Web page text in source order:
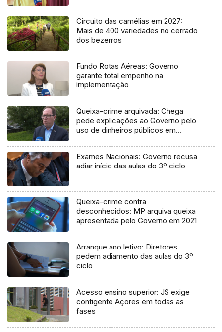
Circuito das camélias em 2027:
Mais de 400 variedades no cerrado
dos bezerros
Fundo Rotas Aéreas: Governo
garante total empenho na
implementação
Queixa-crime arquivada: Chega
pede explicações ao Governo pelo
uso de dinheiros públicos em
Exames Nacionais: Governo recusa
adiar início das aulas do 3º ciclo
Queixa-crime contra
desconhecidos: MP arquiva queixa
apresentada pelo Governo em 2021
Arranque ano letivo: Diretores
pedem adiamento das aulas do 3º
ciclo
Acesso ensino superior: JS exige
contigente Açores em todas as
fases